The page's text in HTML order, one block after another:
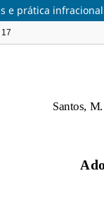
e prática